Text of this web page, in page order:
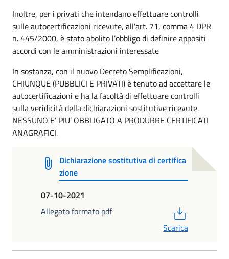
Inoltre, per i privati che intendano effettuare controlli
sulle autocertificazioni ricevute, all’art. 71, comma 4 DPR
n. 445/2000, è stato abolito l’obbligo di definire appositi
accordi con le amministrazioni interessate
In sostanza, con il nuovo Decreto Semplificazioni,
CHIUNQUE (PUBBLICI E PRIVATI) è tenuto ad accettare le
autocertificazioni e ha la facoltà di effettuare controlli
sulla veridicità della dichiarazioni sostitutive ricevute.
NESSUNO E’ PIU’ OBBLIGATO A PRODURRE CERTIFICATI
ANAGRAFICI.
Dichiarazione sostitutiva di certifica
zione
07-10-2021
Allegato formato pdf
Scarica